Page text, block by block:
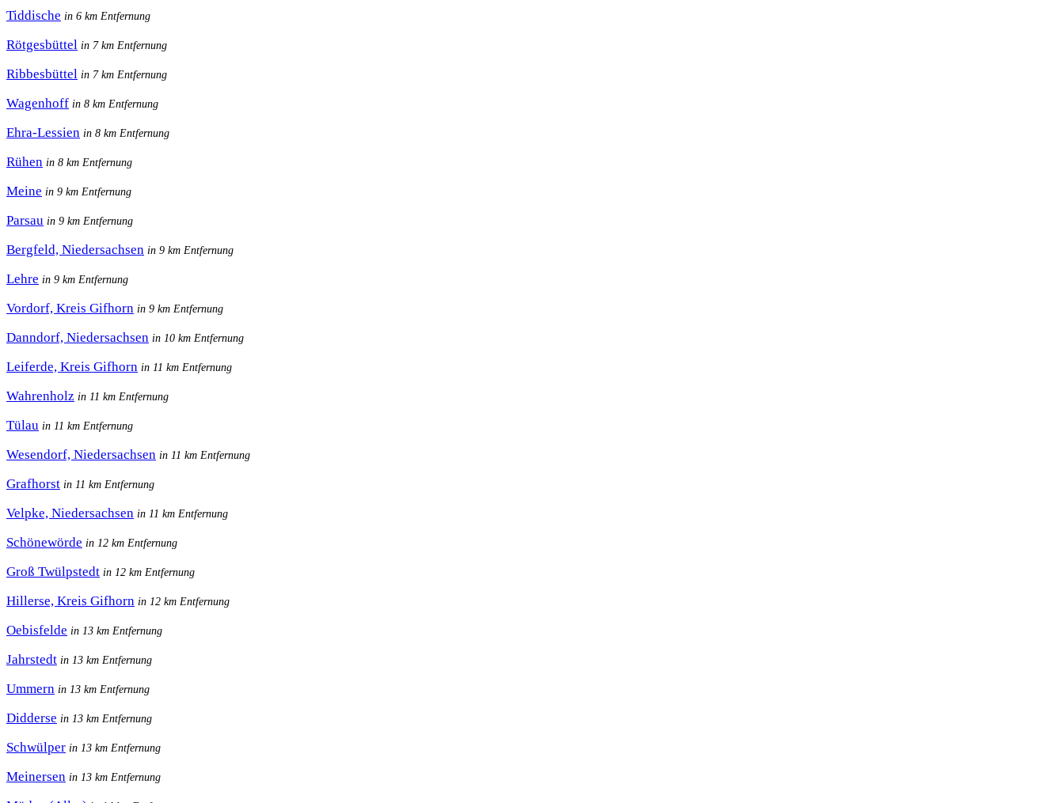
Tiddische in 6 km Entfernung
Rötgesbüttel in 7 km Entfernung
Ribbesbüttel in 7 km Entfernung
Wagenhoff in 8 km Entfernung
Ehra-Lessien in 8 km Entfernung
Rühen in 8 km Entfernung
Meine in 9 km Entfernung
Parsau in 9 km Entfernung
Bergfeld, Niedersachsen in 9 km Entfernung
Lehre in 9 km Entfernung
Vordorf, Kreis Gifhorn in 9 km Entfernung
Danndorf, Niedersachsen in 10 km Entfernung
Leiferde, Kreis Gifhorn in 11 km Entfernung
Wahrenholz in 11 km Entfernung
Tülau in 11 km Entfernung
Wesendorf, Niedersachsen in 11 km Entfernung
Grafhorst in 11 km Entfernung
Velpke, Niedersachsen in 11 km Entfernung
Schönewörde in 12 km Entfernung
Groß Twülpstedt in 12 km Entfernung
Hillerse, Kreis Gifhorn in 12 km Entfernung
Oebisfelde in 13 km Entfernung
Jahrstedt in 13 km Entfernung
Ummern in 13 km Entfernung
Didderse in 13 km Entfernung
Schwülper in 13 km Entfernung
Meinersen in 13 km Entfernung